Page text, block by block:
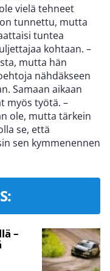
vielä tehneet
tunnettu, mutta
tuntea
kohtaan. –
mutta hän
nähdäkseen
Samaan aikaan
myös työtä. –
ole, mutta tärkein
se, että
sen kymmenennen
–